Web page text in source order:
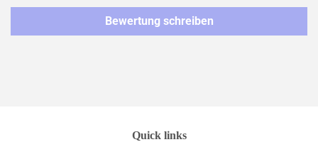
Bewertung schreiben
Quick links